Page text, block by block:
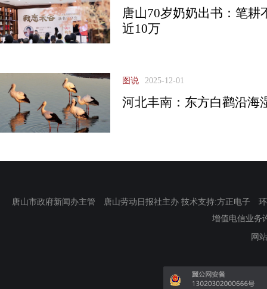
唐山70岁奶奶出书：笔
近10万
图说 2025-12-01
河北丰南：东方白鹳沿海
唐山市政府新闻办主管 唐山劳动日报社主办 技术支持:方正电子
增值电信业务
网